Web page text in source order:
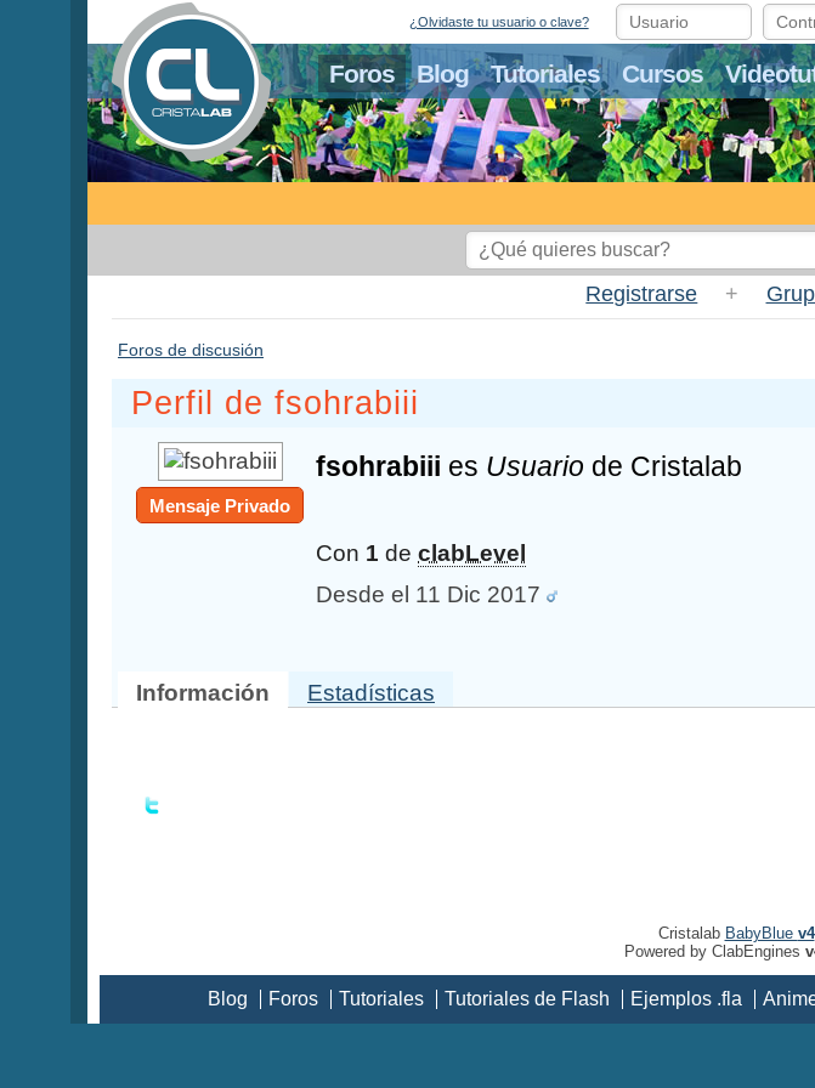
Foros Blog Tutoriales Cursos
¿Olvidaste tu usuario o clave?
Registrarse +
Foros de discusión
Perfil de fsohrabiii
Mensaje Privado
fsohrabiii es Usuario de Cristalab
Con 1 de clabLevel
Desde el 11 Dic 2017
Información Estadísticas
Cristalab BabyBlue v4
Powered by ClabEngines
Blog Foros Tutoriales Tutoriales de Flash Ejemplos .fla